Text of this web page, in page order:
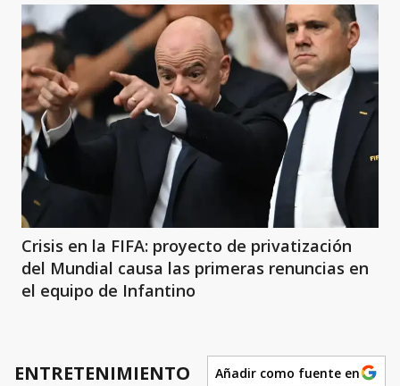
Crisis en la FIFA: proyecto de privatización
del Mundial causa las primeras renuncias en
el equipo de Infantino
ENTRETENIMIENTO Añadir como fuente en